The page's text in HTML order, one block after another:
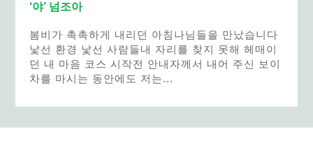
‘야’ 넘조아
봄비가 촉촉하게 내리던 아침나님들을 만났습니다
낯선 환경 낯선 사람들내 자리를 찾지 못해 헤매이
던 내 마음 코스 시작전 안내자께서 내어 주신 보이
차를 마시는 동안에도 저는...